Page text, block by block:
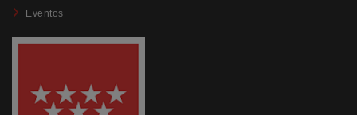
Eventos